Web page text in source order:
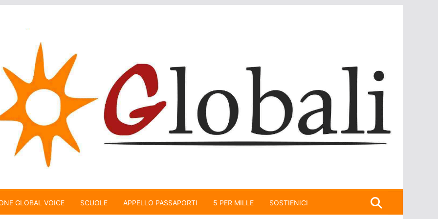
GLOBAL VOICE SCUOLE APPELLO PASSAPORTI 5 PER MILLE SOSTIENICI